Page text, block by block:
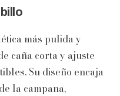
más pulida y
caña corta y ajuste
Su diseño encaja
la campana,